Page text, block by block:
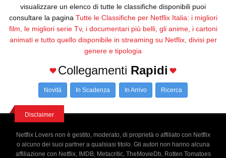
visualizzare un elenco di tutte le classifiche disponibili puoi
consultare la pagina Tutte le Classifiche per Netflix Italia: i migliori
film, le migliori serie Tv, i documentari più belli, gli anime, i cartoni
animati e tutto quello disponibile in streaming su Netflix, divisi per
genere e tipologia
Collegamenti Rapidi
Novità In Scadenza In Arrivo Ricerca
Disclaimer
Netflix Lovers non è gestito, moderato, di proprietà o affiliato con Netflix
o alcuno dei suoi partner a qualsiasi titolo. Gli autori non hanno alcuna
affiliazione con Netflix, IMDB, Metacritic, TheMovieDb, Rotten Tomatoes